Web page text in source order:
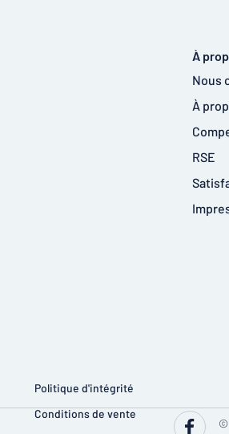
À
Nous
À
RSE
Politique d'intégrité
Conditions de vente
©